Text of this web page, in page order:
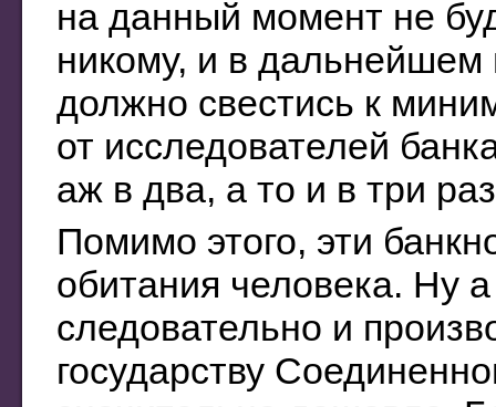
на данный момент не
никому, и в дальнейшем
должно свестись к
от исследователей
аж в два, а то и в три
Помимо этого, эти
обитания человека. Ну
следовательно и
государству